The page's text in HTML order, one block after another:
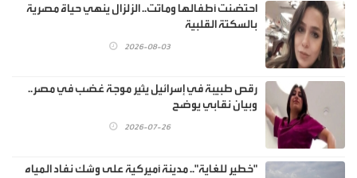
احتضنت أطفالها وماتت.. الزلزال ينهي حياة مصرية
بالسكتة القلبية
2026-08-03
رقص طبيبة في إسرائيل يثير موجة غضب في مصر..
وبيان نقابي يوضح
2026-07-26
"خطير للغاية".. مدينة أميركية على وشك نفاد المياه